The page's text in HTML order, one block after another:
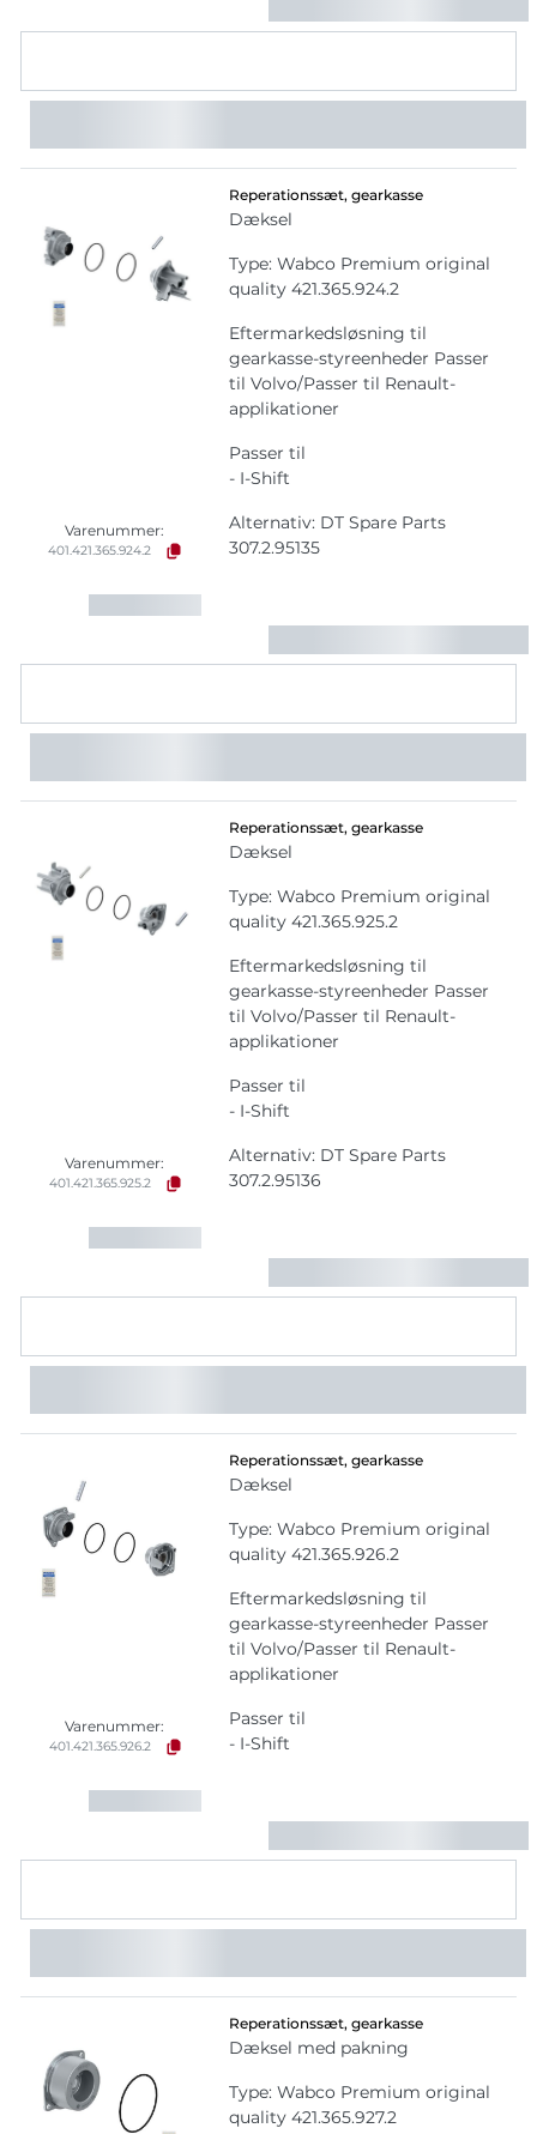
Varenummer:
401.421.365.924.2
Reperationssæt, gearkasse
Dæksel
Type: Wabco Premium original
quality 421.365.924.2
Eftermarkedsløsning til
gearkasse-styreenheder Passer
til Volvo/Passer til Renault-
applikationer
Passer til
- I-Shift
Alternativ: DT Spare Parts
307.2.95135
Varenummer:
401.421.365.925.2
Reperationssæt, gearkasse
Dæksel
Type: Wabco Premium original
quality 421.365.925.2
Eftermarkedsløsning til
gearkasse-styreenheder Passer
til Volvo/Passer til Renault-
applikationer
Passer til
- I-Shift
Alternativ: DT Spare Parts
307.2.95136
Varenummer:
401.421.365.926.2
Reperationssæt, gearkasse
Dæksel
Type: Wabco Premium original
quality 421.365.926.2
Eftermarkedsløsning til
gearkasse-styreenheder Passer
til Volvo/Passer til Renault-
applikationer
Passer til
- I-Shift
Reperationssæt, gearkasse
Dæksel med pakning
Type: Wabco Premium original
quality 421.365.927.2